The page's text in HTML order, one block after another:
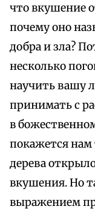
что вкушение
почему оно
добра и зла?
несколько
научить вашу
принимать с
в
покажется
дерева
вкушения. Но
выражением